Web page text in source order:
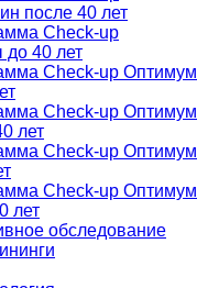
после 40 лет
Check-up
40 лет
Check-up Оптимум
Check-up Оптимум
лет
Check-up Оптимум
Check-up Оптимум
лет
обследование